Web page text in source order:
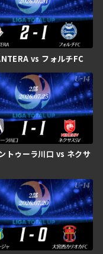
vs フォルチFC
トゥーラ川口 vs ネクサ